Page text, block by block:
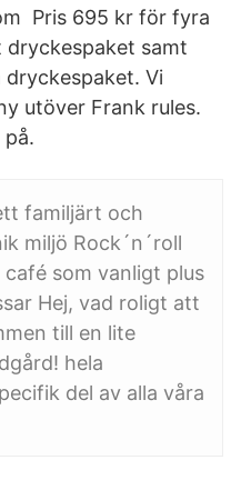
Pris 695 kr för fyra
samt
Vi
utöver Frank rules.
familjärt och
miljö Rock´n´roll
som vanligt plus
Hej, vad roligt att
till en lite
hela
del av alla våra